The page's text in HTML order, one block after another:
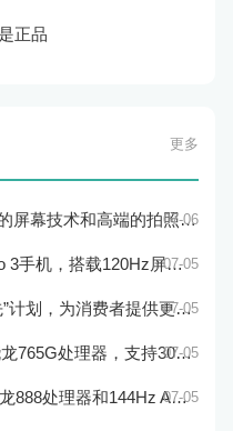
正品
更多
幕技术和高端的拍照表现07-06
，搭载120Hz屏幕刷新率07-05
者提供更加高性能的二手手机选择07-05
处理器，支持30W快充07-05
AMOLED显示屏：性能和显示效果俱佳07-05